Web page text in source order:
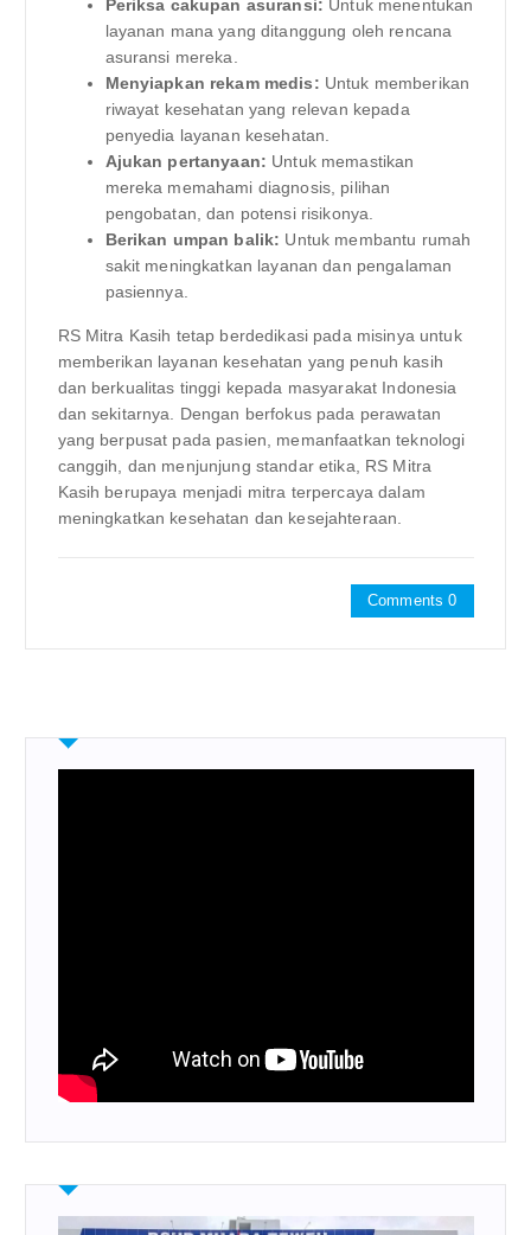
Periksa cakupan asuransi: Untuk menentukan
layanan mana yang ditanggung oleh rencana
asuransi mereka.
Menyiapkan rekam medis: Untuk memberikan
riwayat kesehatan yang relevan kepada
penyedia layanan kesehatan.
Ajukan pertanyaan: Untuk memastikan
mereka memahami diagnosis, pilihan
pengobatan, dan potensi risikonya.
Berikan umpan balik: Untuk membantu rumah
sakit meningkatkan layanan dan pengalaman
pasiennya.
RS Mitra Kasih tetap berdedikasi pada misinya untuk
memberikan layanan kesehatan yang penuh kasih
dan berkualitas tinggi kepada masyarakat Indonesia
dan sekitarnya. Dengan berfokus pada perawatan
yang berpusat pada pasien, memanfaatkan teknologi
canggih, dan menjunjung standar etika, RS Mitra
Kasih berupaya menjadi mitra terpercaya dalam
meningkatkan kesehatan dan kesejahteraan.
Comments 0